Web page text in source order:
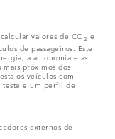
valores de CO2 e
de passageiros. Este
a autonomia e as
próximos dos
os veículos com
e um perfil de
externos de